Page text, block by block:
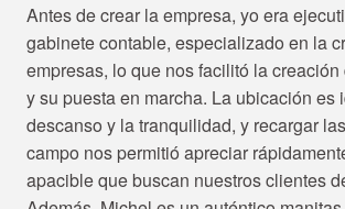
Antes de crear la empresa, yo era
gabinete contable, especializado en la
empresas, lo que nos facilitó la
y su puesta en marcha. La ubicación es
descanso y la tranquilidad, y recargar
campo nos permitió apreciar
apacible que buscan nuestros clientes